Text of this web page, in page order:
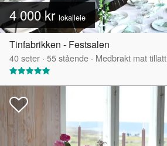
4 000 kr lokalleie
Tinfabrikken - Festsalen
40seter · 55stående · Medbrakt mat tillatt